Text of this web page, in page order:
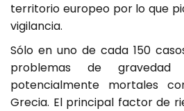
territorio europeo por lo que
vigilancia.
Sólo en uno de cada 150
problemas de
potencialmente mortales
Grecia. El principal factor de